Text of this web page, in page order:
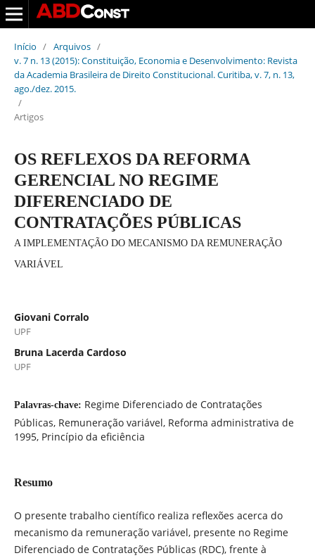
Início / Arquivos /
v. 7 n. 13 (2015): Constituição, Economia e Desenvolvimento: Revista
da Academia Brasileira de Direito Constitucional. Curitiba, v. 7, n. 13,
ago./dez. 2015.
/
Artigos
OS REFLEXOS DA REFORMA
GERENCIAL NO REGIME
DIFERENCIADO DE
CONTRATAÇÕES PÚBLICAS
A IMPLEMENTAÇÃO DO MECANISMO DA REMUNERAÇÃO
VARIÁVEL
Giovani Corralo
UPF
Bruna Lacerda Cardoso
UPF
Palavras-chave: Regime Diferenciado de Contratações
Públicas, Remuneração variável, Reforma administrativa de
1995, Princípio da eficiência
Resumo
O presente trabalho científico realiza reflexões acerca do
mecanismo da remuneração variável, presente no Regime
Diferenciado de Contratações Públicas (RDC), frente à